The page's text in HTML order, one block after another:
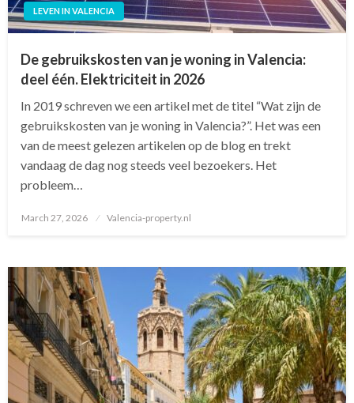
LEVEN IN VALENCIA
De gebruikskosten van je woning in Valencia:
deel één. Elektriciteit in 2026
In 2019 schreven we een artikel met de titel “Wat zijn de
gebruikskosten van je woning in Valencia?”. Het was een
van de meest gelezen artikelen op de blog en trekt
vandaag de dag nog steeds veel bezoekers. Het
probleem…
Posted
March 27, 2026 Valencia-property.nl